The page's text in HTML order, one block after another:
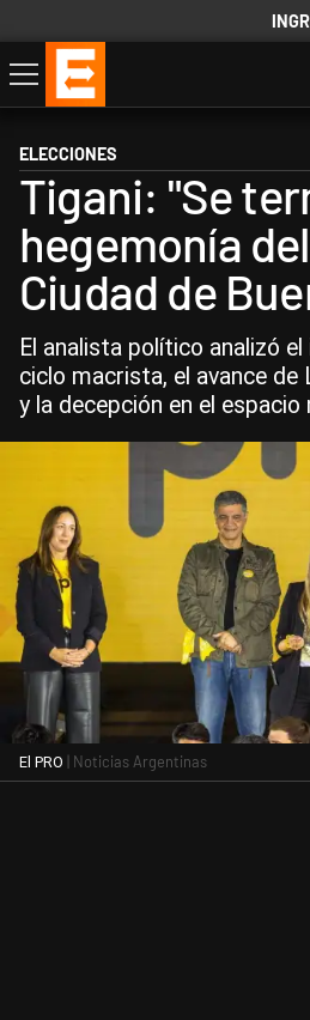
Economía
Política
Internacional
Actualidad
Descargá la App
ELECCIONES
Tigani: "Se
hegemonía
Ciudad de
El analista político analizó
ciclo macrista, el avance de
y la decepción en el espacio
El PRO | Noticias Argentinas